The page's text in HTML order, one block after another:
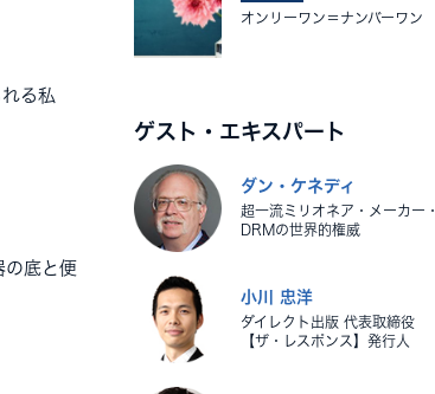
る私
の底と便
オンリーワン＝ナンバーワン
ゲスト・エキスパート
ダン・ケネディ
超一流ミリオネア・メーカー・
DRMの世界的権威
小川 忠洋
ダイレクト出版 代表取締役
【ザ・レスポンス】発行人